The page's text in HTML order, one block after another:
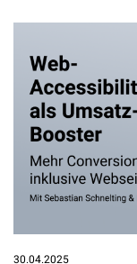
30.04.2025